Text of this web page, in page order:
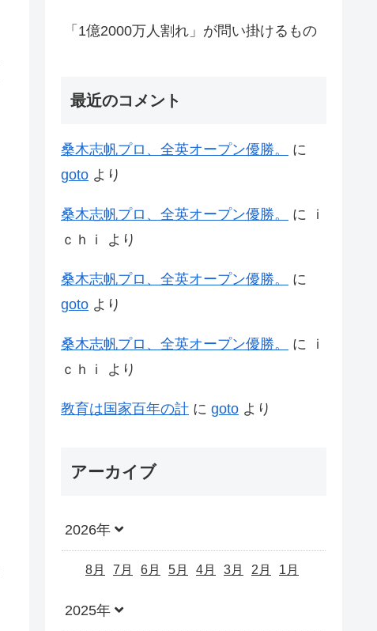
「1億2000万人割れ」が問い掛けるもの
最近のコメント
桑木志帆プロ、全英オープン優勝。
に
goto より
桑木志帆プロ、全英オープン優勝。 に
ｉ
ｃｈｉ
より
桑木志帆プロ、全英オープン優勝。
に
goto より
桑木志帆プロ、全英オープン優勝。 に
ｉ
ｃｈｉ
より
教育は国家百年の計 に goto より
アーカイブ
2026年
8月 7月 6月 5月 4月 3月 2月 1月
2025年